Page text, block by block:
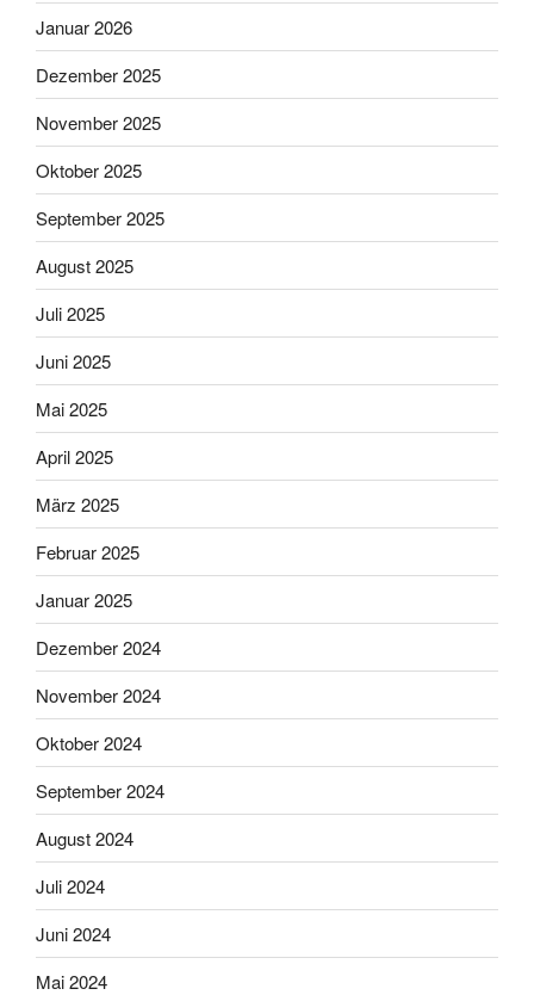
Januar 2026
Dezember 2025
November 2025
Oktober 2025
September 2025
August 2025
Juli 2025
Juni 2025
Mai 2025
April 2025
März 2025
Februar 2025
Januar 2025
Dezember 2024
November 2024
Oktober 2024
September 2024
August 2024
Juli 2024
Juni 2024
Mai 2024